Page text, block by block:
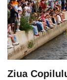
Ziua